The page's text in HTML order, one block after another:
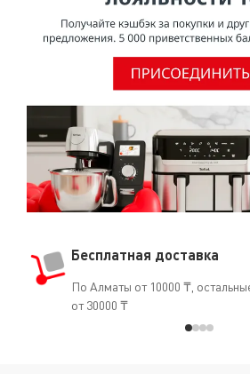
Бесплатная доставка
По Алматы от 10000 ₸,
от 30000 ₸